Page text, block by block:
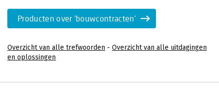
Producten over 'bouwcontracten'
Overzicht van alle trefwoorden - Overzicht van alle uitdagingen
en oplossingen